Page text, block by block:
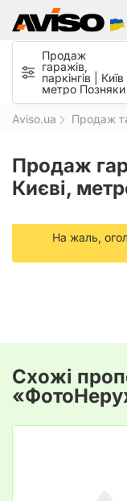
Продаж
гаражів,
паркінгів |
метро Позняки
Aviso.ua Продаж
Продаж
Києві,
На жаль,
Схожі